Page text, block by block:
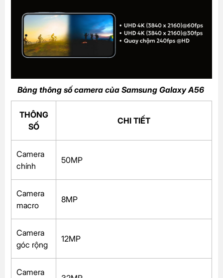
Bảng thông số camera của Samsung Galaxy A56
THÔNG
SỐ
CHI TIẾT
Camera
chính
50MP
Camera
macro
8MP
Camera
góc rộng
12MP
Camera